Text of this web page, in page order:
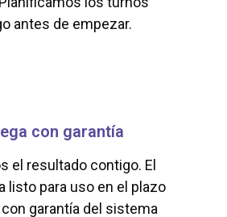
antes de empezar.
con garantía
el resultado contigo. El
listo para uso en el plazo
garantía del sistema